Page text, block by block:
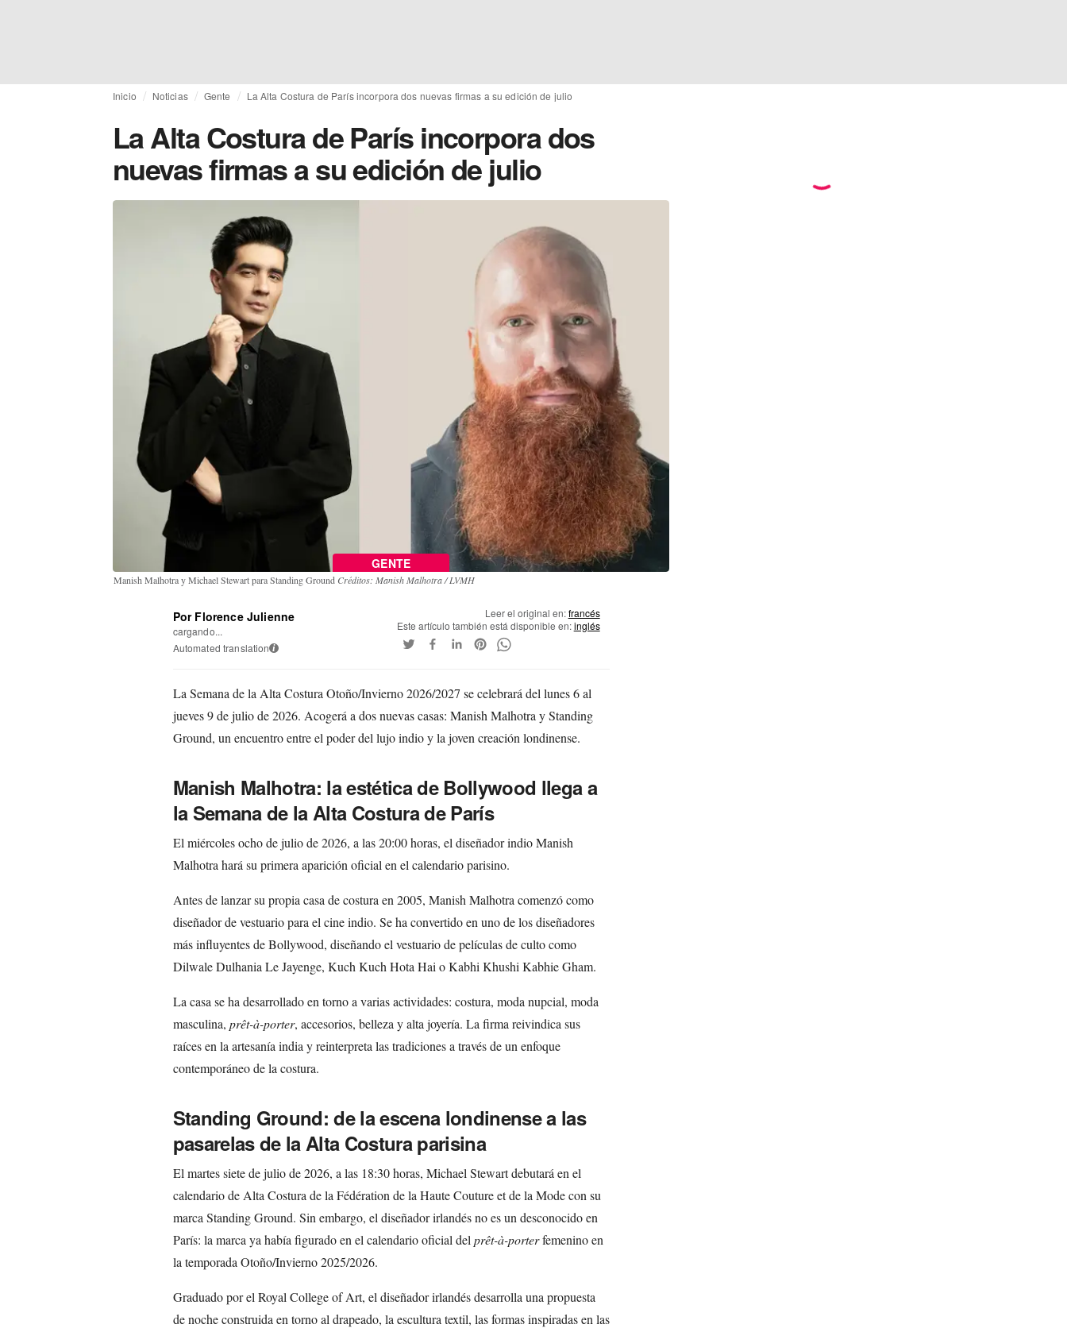
Inicio Noticias Gente La Alta Costura de París incorpora dos nuevas firmas a su edición de julio
La Alta Costura de París incorpora dos
nuevas firmas a su edición de julio
GENTE
Manish Malhotra y Michael Stewart para Standing Ground Créditos: Manish Malhotra / LVMH
Por Florence Julienne
cargando...
Automated translation i
Leer el original en:francés
Este artículo también está disponible en:inglés
La Semana de la Alta Costura Otoño/Invierno 2026/2027 se celebrará del lunes 6 al
jueves 9 de julio de 2026. Acogerá a dos nuevas casas: Manish Malhotra y Standing
Ground, un encuentro entre el poder del lujo indio y la joven creación londinense.
Manish Malhotra: la estética de Bollywood llega a
la Semana de la Alta Costura de París
El miércoles ocho de julio de 2026, a las 20:00 horas, el diseñador indio Manish
Malhotra hará su primera aparición oficial en el calendario parisino.
Antes de lanzar su propia casa de costura en 2005, Manish Malhotra comenzó como
diseñador de vestuario para el cine indio. Se ha convertido en uno de los diseñadores
más influyentes de Bollywood, diseñando el vestuario de películas de culto como
Dilwale Dulhania Le Jayenge, Kuch Kuch Hota Hai o Kabhi Khushi Kabhie Gham.
La casa se ha desarrollado en torno a varias actividades: costura, moda nupcial, moda
masculina, prêt-à-porter, accesorios, belleza y alta joyería. La firma reivindica sus
raíces en la artesanía india y reinterpreta las tradiciones a través de un enfoque
contemporáneo de la costura.
Standing Ground: de la escena londinense a las
pasarelas de la Alta Costura parisina
El martes siete de julio de 2026, a las 18:30 horas, Michael Stewart debutará en el
calendario de Alta Costura de la Fédération de la Haute Couture et de la Mode con su
marca Standing Ground. Sin embargo, el diseñador irlandés no es un desconocido en
París: la marca ya había figurado en el calendario oficial del prêt-à-porterfemenino en
la temporada Otoño/Invierno 2025/2026.
Graduado por el Royal College of Art, el diseñador irlandés desarrolla una propuesta
de noche construida en torno al drapeado, la escultura textil, las formas inspiradas en las